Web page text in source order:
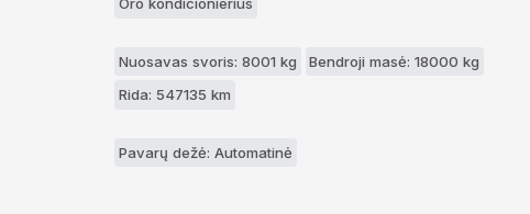
Nuosavas svoris: 8001 kg
Bendroji masė: 18000 kg
Rida: 547135 km
Pavarų dežė: Automatinė